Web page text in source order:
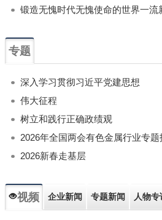
专题
深入学习贯彻习近平党建思想
伟大征程
树立和践行正确政绩观
2026年全国两会有色金属行业专题
2026新春走基层
视频 企业新闻 专题新闻 人物专